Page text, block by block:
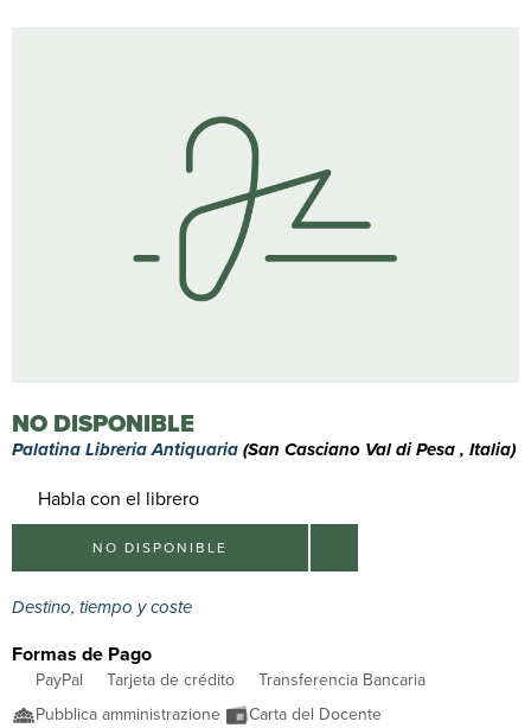
NO DISPONIBLE
Palatina Libreria Antiquaria(San Casciano Val di Pesa , Italia)
Habla con el librero
NO DISPONIBLE
Destino, tiempo y coste
Formas de Pago
PayPal Tarjeta de crédito
Transferencia Bancaria
Pubblica amministrazione
Carta del Docente